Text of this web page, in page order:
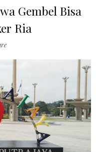
Gembel Bisa
Ria